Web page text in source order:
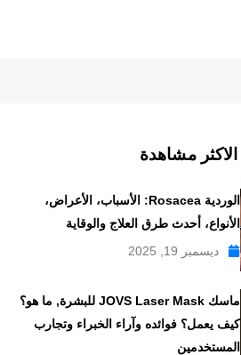
الاكثر مشاهدة
الوردية Rosacea: الأسباب، الأعراض،
الأنواع، أحدث طرق العلاج والوقاية
ديسمبر 19, 2025
ماسك JOVS Laser Mask للبشرة, ما هو؟
كيف يعمل؟ فوائده وآراء الخبراء وتجارب
المستخدمين